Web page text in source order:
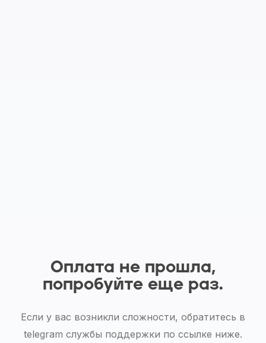
Оплата не прошла,
попробуйте еще раз.
Если у вас возникли сложности, обратитесь в
telegram службы поддержки по ссылке ниже.